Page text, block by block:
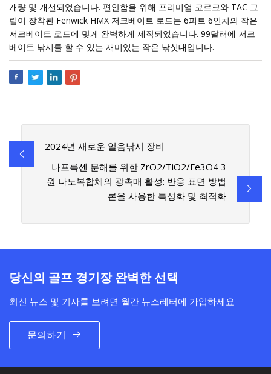
개량 및 개선되었습니다. 편안함을 위해 프리미엄 코르크와 TAC 그
립이 장착된 Fenwick HMX 저크베이트 로드는 6피트 6인치의 작은
저크베이트 로드에 맞게 완벽하게 제작되었습니다. 99달러에 저크
베이트 낚시를 할 수 있는 재미있는 작은 낚싯대입니다.
2024년 새로운 얼음낚시 장비
나프록센 분해를 위한 ZrO2/TiO2/Fe3O4 3
원 나노복합체의 광촉매 활성: 반응 표면 방법
론을 사용한 특성화 및 최적화
당신의 골프 경기장 완벽한 선택
최신 뉴스 및 기사를 보려면 월간 뉴스레터에 가입하세요
문의하기